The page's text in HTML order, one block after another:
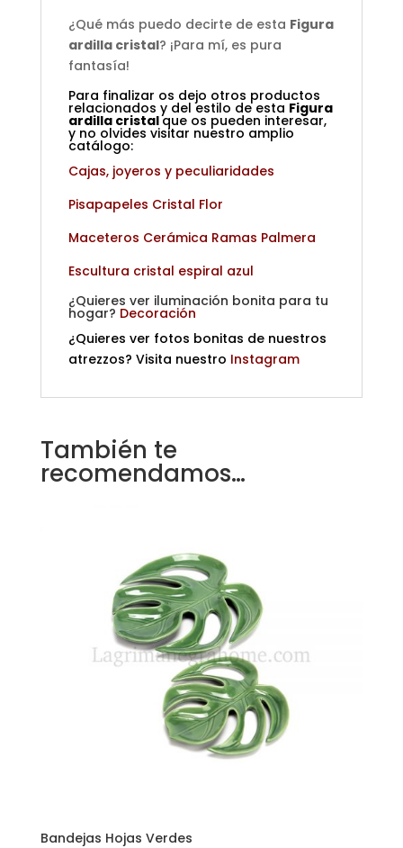
¿Qué más puedo decirte de esta Figura
ardilla cristal? ¡Para mí, es pura
fantasía!
Para finalizar os dejo otros productos
relacionados y del estilo de esta Figura
ardilla cristalque os pueden interesar,
y no olvides visitar nuestro amplio
catálogo:
Cajas, joyeros y peculiaridades
Pisapapeles Cristal Flor
Maceteros Cerámica Ramas Palmera
Escultura cristal espiral azul
¿Quieres ver iluminación bonita para tu
hogar? Decoración
¿Quieres ver fotos bonitas de nuestros
atrezzos? Visita nuestro Instagram
También te
recomendamos…
Bandejas Hojas Verdes